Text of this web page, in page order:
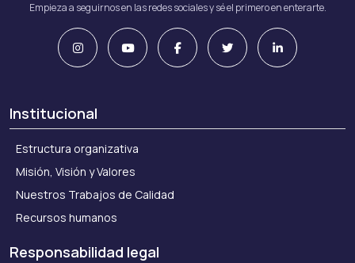
Empieza a seguirnos en las redes sociales y sé el primero en enterarte.
Institucional
Estructura organizativa
Misión, Visión y Valores
Nuestros Trabajos de Calidad
Recursos humanos
Responsabilidad legal